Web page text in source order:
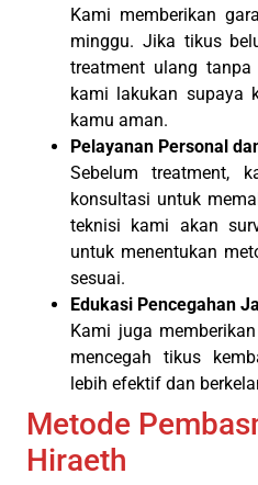
Kami memberikan
minggu. Jika tikus
treatment ulang
kami lakukan supaya
kamu aman.
Pelayanan Personal
Sebelum treatment,
konsultasi untuk
teknisi kami akan
untuk menentukan
sesuai.
Edukasi Pencegahan
Kami juga
mencegah tikus
lebih efektif dan
Metode
Hiraeth